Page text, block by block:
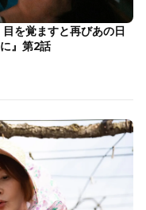
を覚ますと再びあの日
』第2話